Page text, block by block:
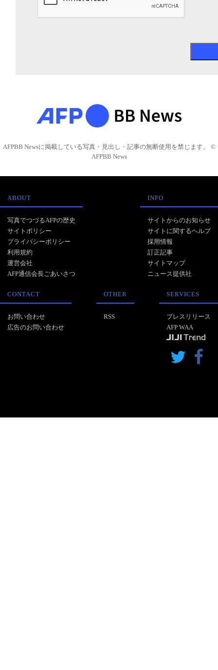
AFPBB Newsに掲載している写真・見出し・記事の無断使用を禁じます。 ©
AFPBB News
ABOUT
写真でつづるAFPの歴史
サイトポリシー
プライバシーポリシー
利用規約
運営会社
AFP通信会長ごあいさつ
INFO
サイトからのお知らせ
サイトに関するヘルプ
採用情報
訂正記事
サイトマップ
ニュース提供社
CONTACT
お問い合わせ
広告のお問い合わせ
OTHER
RSS
SERVICES
プレスリリース
AFP WAA